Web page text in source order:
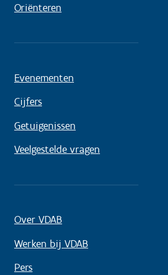
Oriënteren
Evenementen
Cijfers
Getuigenissen
Veelgestelde vragen
Over VDAB
Werken bij VDAB
Pers